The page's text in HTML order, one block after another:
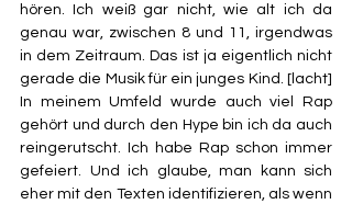
hören. Ich weiß gar nicht, wie alt ich da
genau war, zwischen 8 und 11, irgendwas
in dem Zeitraum. Das ist ja eigentlich nicht
gerade die Musik für ein junges Kind. [lacht]
In meinem Umfeld wurde auch viel Rap
gehört und durch den Hype bin ich da auch
reingerutscht. Ich habe Rap schon immer
gefeiert. Und ich glaube, man kann sich
eher mit den Texten identifizieren, als wenn